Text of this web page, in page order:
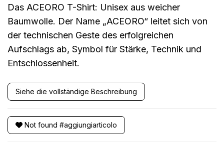
Das ACEORO T-Shirt: Unisex aus weicher
Baumwolle. Der Name „ACEORO“ leitet sich von
der technischen Geste des erfolgreichen
Aufschlags ab, Symbol für Stärke, Technik und
Entschlossenheit.
Siehe die vollständige Beschreibung
Not found #aggiungiarticolo